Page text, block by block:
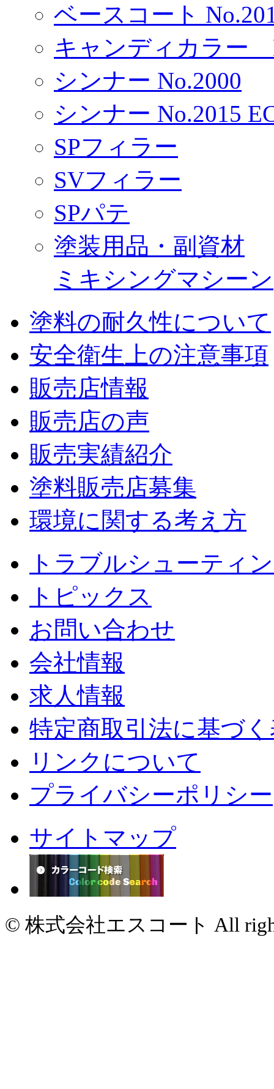
ベースコート
キャンディカラー
シンナー No.2000
シンナー No.2015
SPフィラー
SVフィラー
SPパテ
塗装用品・副資材
ミキシングマシーン
塗料の耐久性について
安全衛生上の注意事項
販売店情報
販売店の声
販売実績紹介
塗料販売店募集
環境に関する考え方
トラブルシューティ
トピックス
お問い合わせ
会社情報
求人情報
特定商取引法に基づ
リンクについて
プライバシーポリシー
サイトマップ
© 株式会社エスコート All